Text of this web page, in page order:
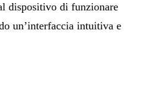
dispositivo di funzionare
un’interfaccia intuitiva e